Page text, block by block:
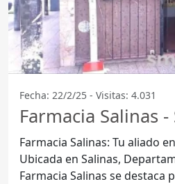
Fecha: 22/2/25 - Visitas: 4.031
Farmacia Salinas -
Farmacia Salinas: Tu aliado
Ubicada en Salinas,
Farmacia Salinas se destaca